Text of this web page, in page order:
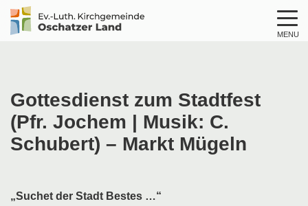
Land
MENU
Gottesdienst zum Stadtfest
(Pfr. Jochem | Musik: C.
Schubert) – Markt Mügeln
„Suchet der Stadt Bestes …“